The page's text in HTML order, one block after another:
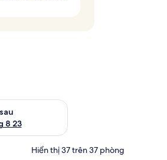
8 23
tuần tới từ thg 8 21 - thg 8 23
Hiển thị 37 trên 37 phòng